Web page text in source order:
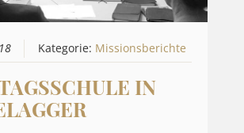
Kategorie: Missionsberichte
IN